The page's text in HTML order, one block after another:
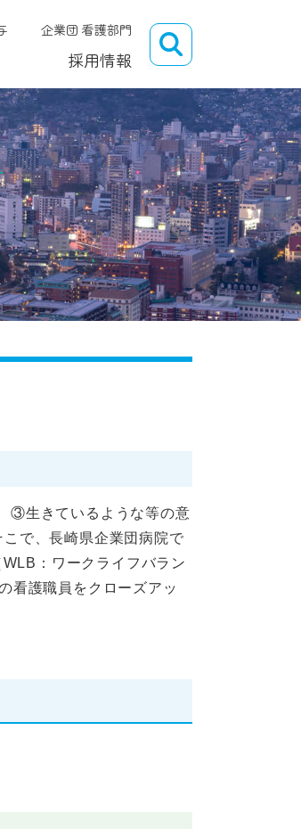
採用情報
企業団 看護部門
③生きているような等の意
で、長崎県企業団病院で
：ワークライフバラン
看護職員をクローズアッ